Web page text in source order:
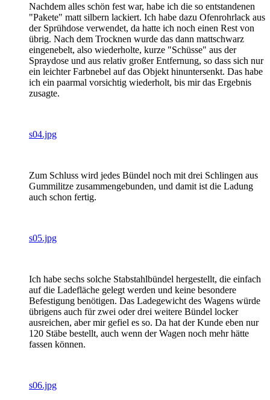
Nachdem alles schön fest war, habe ich die so entstandenen
"Pakete" matt silbern lackiert. Ich habe dazu Ofenrohrlack aus
der Sprühdose verwendet, da hatte ich noch einen Rest von
übrig. Nach dem Trocknen wurde das dann mattschwarz
eingenebelt, also wiederholte, kurze "Schüsse" aus der
Spraydose und aus relativ großer Entfernung, so dass sich nur
ein leichter Farbnebel auf das Objekt hinuntersenkt. Das habe
ich ein paarmal vorsichtig wiederholt, bis mir das Ergebnis
zusagte.
s04.jpg
Zum Schluss wird jedes Bündel noch mit drei Schlingen aus
Gummilitze zusammengebunden, und damit ist die Ladung
auch schon fertig.
s05.jpg
Ich habe sechs solche Stabstahlbündel hergestellt, die einfach
auf die Ladefläche gelegt werden und keine besondere
Befestigung benötigen. Das Ladegewicht des Wagens würde
übrigens auch für zwei oder drei weitere Bündel locker
ausreichen, aber mir gefiel es so. Da hat der Kunde eben nur
120 Stäbe bestellt, auch wenn der Wagen noch mehr hätte
fassen können.
s06.jpg